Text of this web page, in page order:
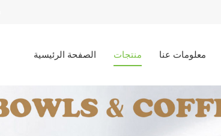
الصفحة الرئيسية منتجات معلومات عنا